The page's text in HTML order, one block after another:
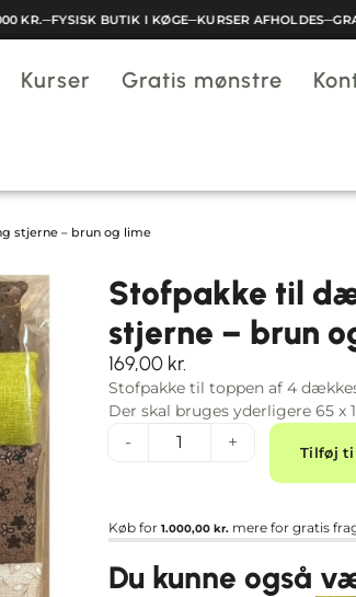
─FYSISK BUTIK I KØGE─KURSER AFHOLDES─
Kurser Gratis mønstre
stjerne – brun og lime
Stofpakke til
stjerne – brun
169,00 kr.
Stofpakke til toppen af 4
Der skal bruges yderligere 65 x
- + Tilføj
Køb for 1.000,00 kr. mere for gratis
Du kunne også